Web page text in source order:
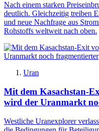
Nach einem starken
deutlich. Gleichzeitig treiben
und neue Nachfrage aus
Rohstoffs weltweit nach oben.
Uran
Mit dem Kasachstan-
wird der Uranmarkt
Westliche Uranexplorer